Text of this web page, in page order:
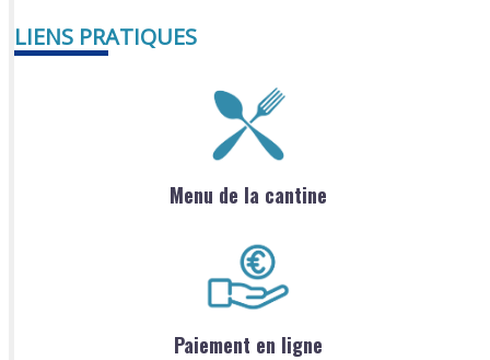
LIENS PRATIQUES
Menu de la cantine
Paiement en ligne